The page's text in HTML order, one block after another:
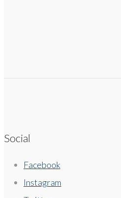
Social
Facebook
Instagram